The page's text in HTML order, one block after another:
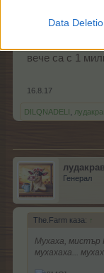
Data
мангите ми и
вече са с 1
16.8.17
DILQNADELI
Генерал
The.Farm каза: ↑
Мухаха, мистър
мухахаха...